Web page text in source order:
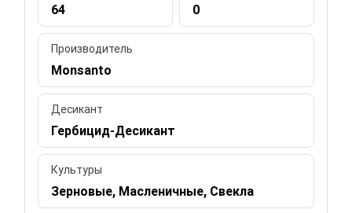
64 0
Производитель
Monsanto
Десикант
Гербицид-Десикант
Культуры
Зерновые, Масленичные, Свекла